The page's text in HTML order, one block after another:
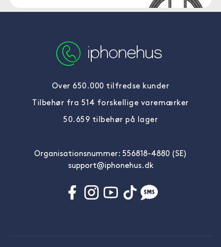
Over 650.000 tilfredse kunder
Tilbehør fra 514 forskellige varemærker
50.659 tilbehør på lager
Organisationsnummer: 556818-4880 (SE)
support@iphonehus.dk